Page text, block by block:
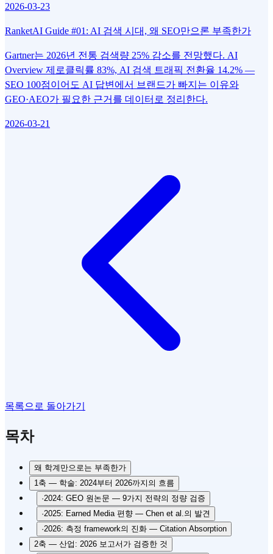
2026-03-23
RanketAI Guide #01: AI 검색 시대, 왜 SEO만으론 부족한가
Gartner는 2026년 전통 검색량 25% 감소를 전망했다. AI
Overview 제로클릭률 83%, AI 검색 트래픽 전환율 14.2% —
SEO 100점이어도 AI 답변에서 브랜드가 빠지는 이유와
GEO·AEO가 필요한 근거를 데이터로 정리한다.
2026-03-21
목록으로 돌아가기
목차
왜 학계만으로는 부족한가
1축 — 학술: 2024부터 2026까지의 흐름
·2024: GEO 원논문 — 9가지 전략의 정량 검증
·2025: Earned Media 편향 — Chen et al.의 발견
·2026: 측정 framework의 진화 — Citation Absorption
2축 — 산업: 2026 보고서가 검증한 것